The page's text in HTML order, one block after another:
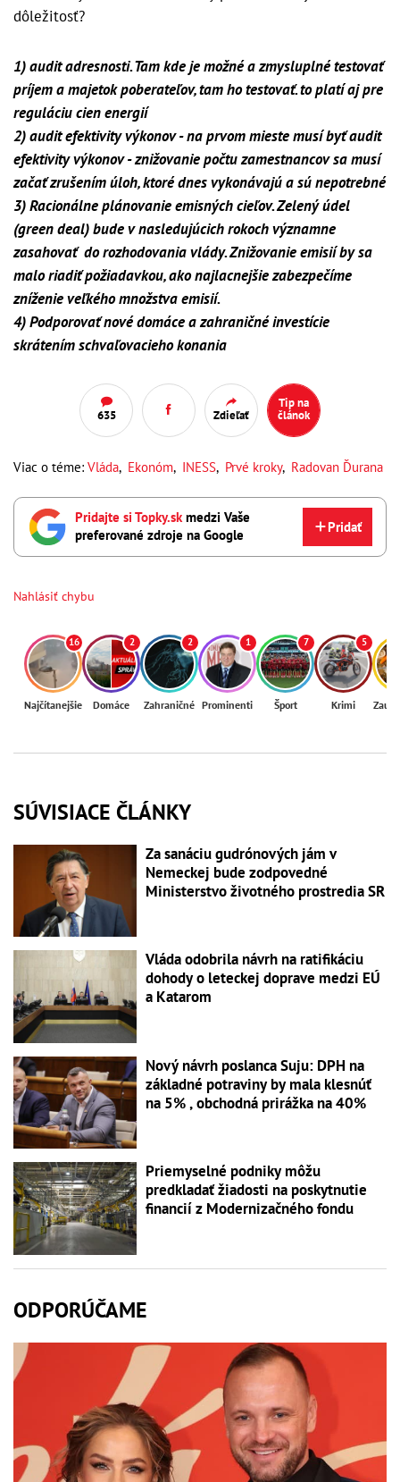
dôležitosť?
1) audit adresnosti. Tam kde je možné a zmysluplné testovať
príjem a majetok poberateľov, tam ho testovať. to platí aj pre
reguláciu cien energií
2) audit efektivity výkonov - na prvom mieste musí byť audit
efektivity výkonov - znižovanie počtu zamestnancov sa musí
začať zrušením úloh, ktoré dnes vykonávajú a sú nepotrebné
3) Racionálne plánovanie emisných cieľov. Zelený údel
(green deal) bude v nasledujúcich rokoch významne
zasahovať do rozhodovania vlády. Znižovanie emisií by sa
malo riadiť požiadavkou, ako najlacnejšie zabezpečíme
zníženie veľkého množstva emisií.
4) Podporovať nové domáce a zahraničné investície
skrátením schvaľovacieho konania
635 Zdieľať
Tip na
článok
Viac o téme: Vláda, Ekonóm, INESS, Prvé kroky, Radovan Ďurana
Pridajte si Topky.skmedzi Vaše
preferované zdroje na Google
Pridať
Nahlásiť chybu
16
Najčítanejšie
2
Domáce
2
Zahraničné
1
Prominenti
7
Šport
5
Krimi
SÚVISIACE ČLÁNKY
Za sanáciu gudrónových jám v
Nemeckej bude zodpovedné
Ministerstvo životného prostredia SR
Vláda odobrila návrh na ratifikáciu
dohody o leteckej doprave medzi EÚ
a Katarom
Nový návrh poslanca Suju: DPH na
základné potraviny by mala klesnúť
na 5% , obchodná prirážka na 40%
Priemyselné podniky môžu
predkladať žiadosti na poskytnutie
financií z Modernizačného fondu
ODPORÚČAME